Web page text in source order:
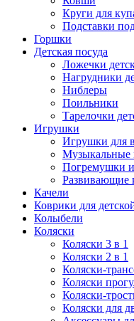
Круги для
Подставки
Горшки
Детская посуда
Ложечки
Нагрудники
Ниблеры
Поильники
Тарелочки
Игрушки
Игрушки для
Музыкальные
Погремушки
Развивающие
Качели
Коврики для
Колыбели
Коляски
Коляски 3 в 1
Коляски 2 в 1
Коляски-
Коляски
Коляски-
Коляски для